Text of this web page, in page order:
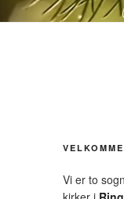
Vi er to